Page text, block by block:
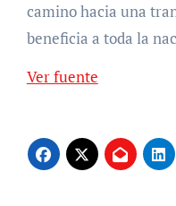
camino hacia una
beneficia a toda la
Navegación
entradas
Ver fuente